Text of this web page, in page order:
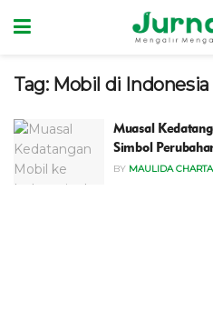
Tag: Mobil di Indonesia
Muasal
Simbol
BY MAULIDA